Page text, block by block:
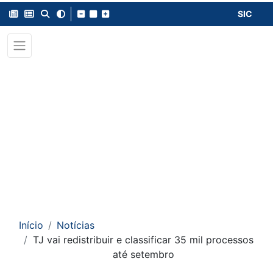
SIC
Início
Notícias
TJ vai redistribuir e classificar 35 mil processos
até setembro